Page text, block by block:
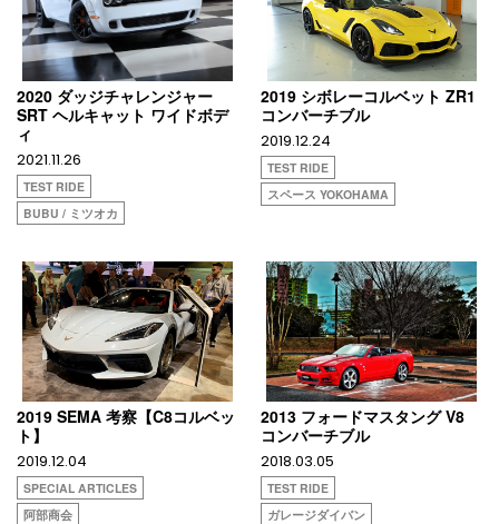
2020 ダッジチャレンジャー
SRT ヘルキャット ワイドボデ
ィ
2021.11.26
TEST RIDE
BUBU / ミツオカ
2019 シボレーコルベット ZR1
コンバーチブル
2019.12.24
TEST RIDE
スペース YOKOHAMA
2019 SEMA 考察【C8コルベッ
ト】
2019.12.04
SPECIAL ARTICLES
阿部商会
2013 フォードマスタング V8
コンバーチブル
2018.03.05
TEST RIDE
ガレージダイバン